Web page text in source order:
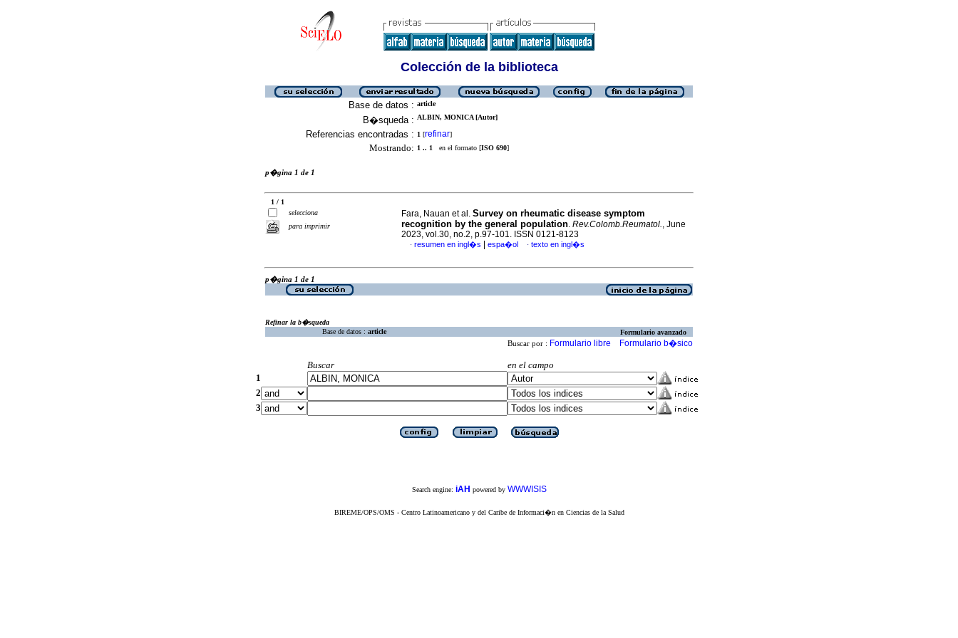
Colección de la biblioteca
Base de datos : article
B�squeda : ALBIN, MONICA [Autor]
Referencias encontradas : 1 [refinar]
Mostrando: 1 .. 1 en el formato [ISO 690]
p�gina 1 de 1
1 / 1
selecciona
para imprimir
Fara, Nauan et al. Survey on rheumatic disease symptom
recognition by the general population. Rev.Colomb.Reumatol., June
2023, vol.30, no.2, p.97-101. ISSN 0121-8123
· resumen en ingl�s espa�ol · texto en ingl�s
p�gina 1 de 1
Refinar la b�squeda
Base de datos : article Formulario avanzado
Buscar por : Formulario libre Formulario b�sico
Buscar
en el campo
1
2
3
Search engine: iAH powered by WWWISIS
BIREME/OPS/OMS - Centro Latinoamericano y del Caribe de Informaci�n en Ciencias de la Salud